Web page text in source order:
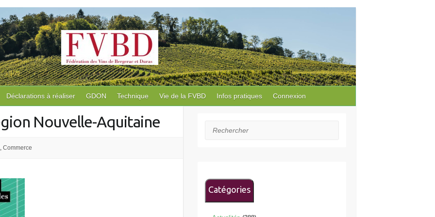
Déclarations à réaliser GDON Technique Vie de la FVBD Infos pratiques Connexion
Nouvelle-Aquitaine
,Commerce
Rechercher
Catégories